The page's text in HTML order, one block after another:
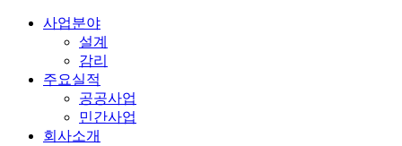
사업분야
설계
감리
주요실적
공공사업
민간사업
회사소개